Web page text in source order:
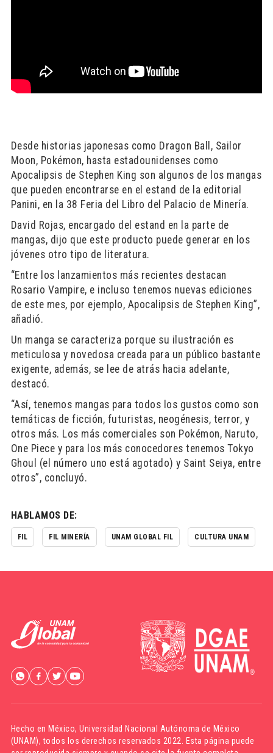
Desde historias japonesas como Dragon Ball, Sailor
Moon, Pokémon, hasta estadounidenses como
Apocalipsis de Stephen King son algunos de los mangas
que pueden encontrarse en el estand de la editorial
Panini, en la 38 Feria del Libro del Palacio de Minería.
David Rojas, encargado del estand en la parte de
mangas, dijo que este producto puede generar en los
jóvenes otro tipo de literatura.
“Entre los lanzamientos más recientes destacan
Rosario Vampire, e incluso tenemos nuevas ediciones
de este mes, por ejemplo, Apocalipsis de Stephen King”,
añadió.
Un manga se caracteriza porque su ilustración es
meticulosa y novedosa creada para un público bastante
exigente, además, se lee de atrás hacia adelante,
destacó.
“Así, tenemos mangas para todos los gustos como son
temáticas de ficción, futuristas, neogénesis, terror, y
otros más. Los más comerciales son Pokémon, Naruto,
One Piece y para los más conocedores tenemos Tokyo
Ghoul (el número uno está agotado) y Saint Seiya, entre
otros”, concluyó.
HABLAMOS DE:
FIL FIL MINERÍA UNAM GLOBAL FIL CULTURA UNAM
Hecho en México,Universidad Nacional Autónoma de México
(UNAM), todos los derechos reservados 2022. Esta página puede